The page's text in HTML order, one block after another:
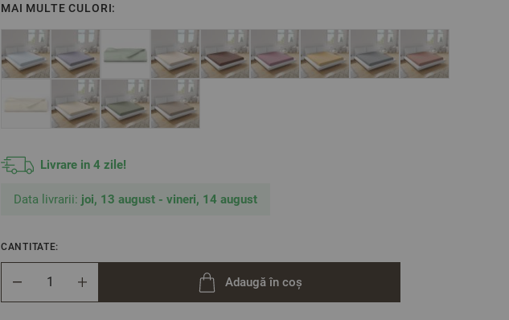
MAI MULTE CULORI:
Livrare in 4 zile!
Data livrarii: joi, 13 august - vineri, 14 august
CANTITATE:
Adaugă în coș